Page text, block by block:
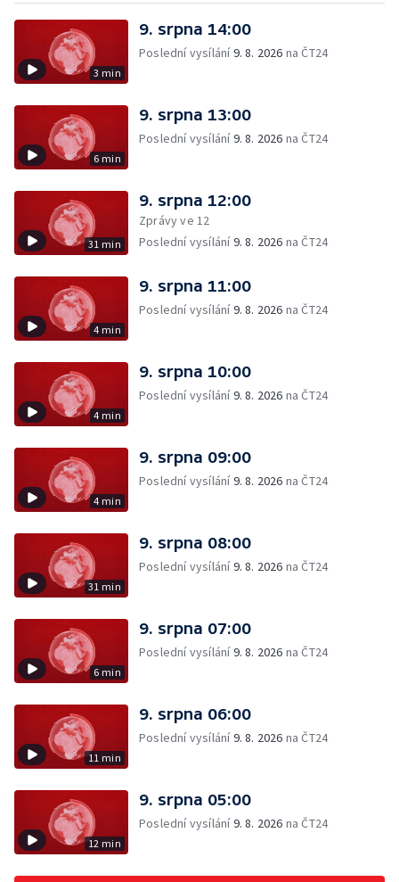
3 min
9. srpna 14:00
Poslední vysílání9. 8. 2026 na ČT24
6 min
9. srpna 13:00
Poslední vysílání9. 8. 2026 na ČT24
31 min
9. srpna 12:00
Zprávy ve 12
Poslední vysílání9. 8. 2026 na ČT24
4 min
9. srpna 11:00
Poslední vysílání9. 8. 2026 na ČT24
4 min
9. srpna 10:00
Poslední vysílání9. 8. 2026 na ČT24
4 min
9. srpna 09:00
Poslední vysílání9. 8. 2026 na ČT24
31 min
9. srpna 08:00
Poslední vysílání9. 8. 2026 na ČT24
6 min
9. srpna 07:00
Poslední vysílání9. 8. 2026 na ČT24
11 min
9. srpna 06:00
Poslední vysílání9. 8. 2026 na ČT24
12 min
9. srpna 05:00
Poslední vysílání9. 8. 2026 na ČT24